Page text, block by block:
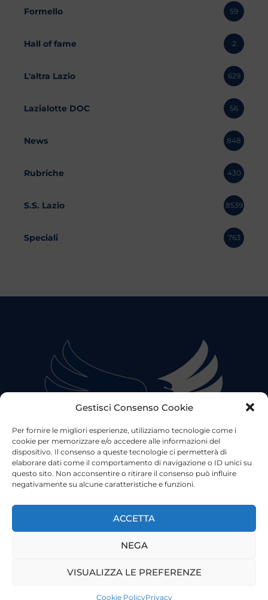
Gestisci Consenso Cookie
Per fornire le migliori esperienze, utilizziamo tecnologie come i
cookie per memorizzare e/o accedere alle informazioni del
dispositivo. Il consenso a queste tecnologie ci permetterà di
elaborare dati come il comportamento di navigazione o ID unici su
questo sito. Non acconsentire o ritirare il consenso può influire
negativamente su alcune caratteristiche e funzioni.
ACCETTA
NEGA
VISUALIZZA LE PREFERENZE
Cookie PolicyPrivacy
Formello 59
Hall of fame 2
L'altra Lazio 629
Lazialotte DOC 56
News 848
Rubriche 430
S.S. Lazio 8539
Speciali 763
©2023 Tutti i diritti riservatiLazio Live TV